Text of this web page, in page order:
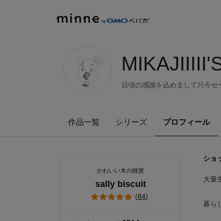
日頃の感謝を込めまして只今
作品一覧 シリーズ プロフィール
かわいい木の雑貨
sally biscuit
(84)
ショ
大量
暮ら